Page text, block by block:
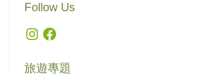
Follow Us
InstagramFacebook
旅遊專題